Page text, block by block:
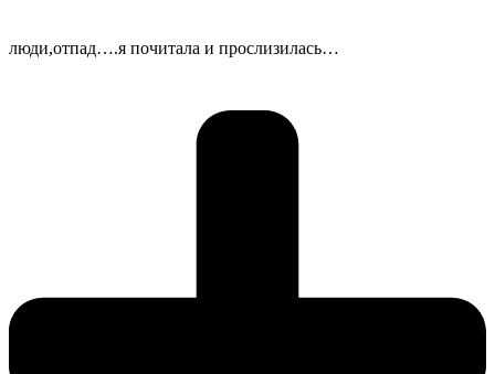
люди,отпад….я почитала и прослизилась…